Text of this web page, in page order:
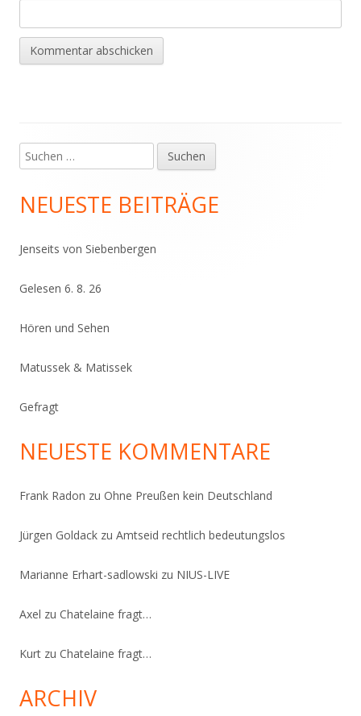
Haupt-
Seitenleiste
Suchen
nach:
NEUESTE BEITRÄGE
Jenseits von Siebenbergen
Gelesen 6. 8. 26
Hören und Sehen
Matussek & Matissek
Gefragt
NEUESTE KOMMENTARE
Frank Radon zu Ohne Preußen kein Deutschland
Jürgen Goldack zu Amtseid rechtlich bedeutungslos
Marianne Erhart-sadlowski zu NIUS-LIVE
Axel zu Chatelaine fragt…
Kurt zu Chatelaine fragt…
ARCHIV